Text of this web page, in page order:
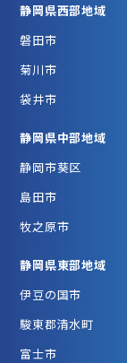
静岡県西部地域
磐田市
菊川市
袋井市
静岡県中部地域
静岡市葵区
島田市
牧之原市
静岡県東部地域
伊豆の国市
駿東郡清水町
富士市